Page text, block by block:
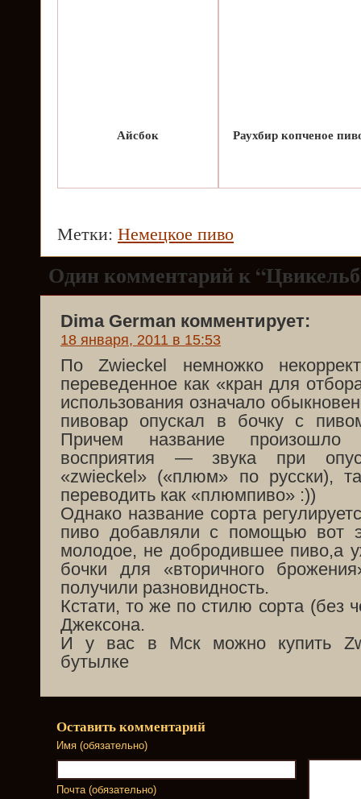
Айсбок Раухбир копченое
Метки: Немецкое пиво
Один комментарий к
Dima German комментирует:
18 января, 2011 в 15:53
По Zwieckel немножко
переведенное как «кран для
использования означало
пивовар опускал в бочку с
Причем название произошло
восприятия — звука при
«zwieckel» («плюм» по русски),
переводить как «плюмпиво» :))
Однако название сорта
пиво добавляли с помощью вот
молодое, не добродившее пиво,а
бочки для «вторичного
получили разновидность.
Кстати, то же по стилю сорта (без
Джексона.
И у вас в Мск можно купить
бутылке
Оставить комментарий
Имя (обязательно)
Почта (обязательно)